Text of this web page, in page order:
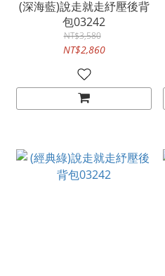
(深海藍)說走就走紓壓後背
包03242
NT$3,580
NT$2,860